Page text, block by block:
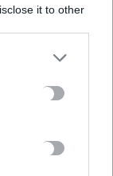
it to other
ένα άτομο